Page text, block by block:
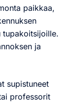
paikkaa,
tupakoitsijoille.
ja
supistuneet
professorit